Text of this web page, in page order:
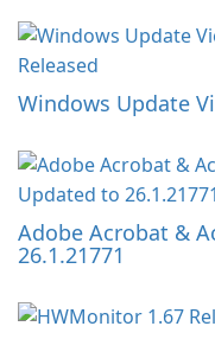
Windows Update
Adobe Acrobat &
26.1.21771